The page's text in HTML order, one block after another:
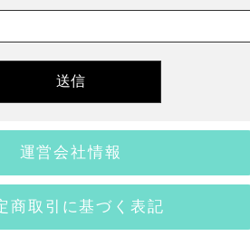
運営会社情報
商取引に基づく表記